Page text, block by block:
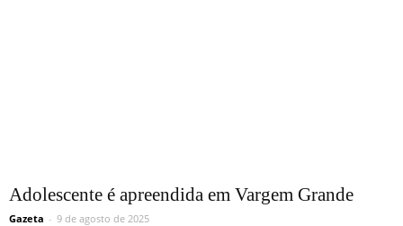
Adolescente é apreendida em Vargem Grande
Gazeta - 9 de agosto de 2025